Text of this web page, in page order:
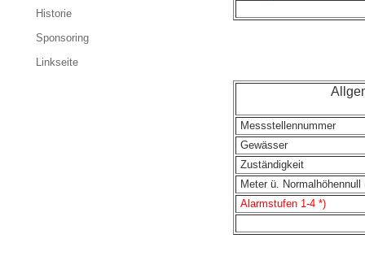
Messstellennummer
Gewässer
Zuständigkeit
Meter ü. Normalhöhennull
Alarmstufen 1-4 *)
Historie
Sponsoring
Linkseite